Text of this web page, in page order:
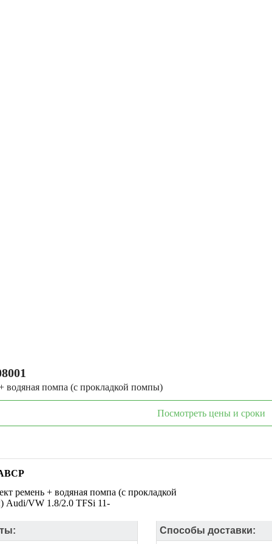
водяная помпа (с прокладкой помпы)
Посмотреть цены и сроки
ремень + водяная помпа (с прокладкой
Audi/VW 1.8/2.0 TFSi 11-
Способы доставки: